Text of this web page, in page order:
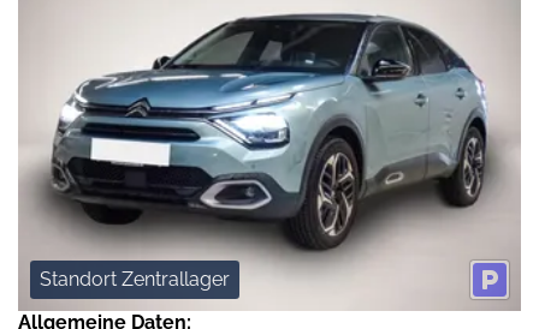
Standort Zentrallager
Allgemeine Daten: